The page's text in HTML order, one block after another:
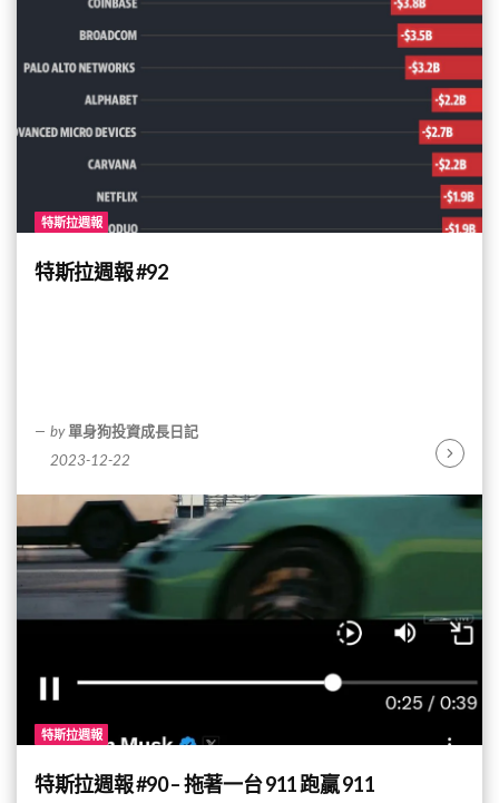
特斯拉週報
特斯拉週報 #92
by 單身狗投資成長日記
2023-12-22
特斯拉週報
特斯拉週報 #90 – 拖著一台 911 跑贏 911